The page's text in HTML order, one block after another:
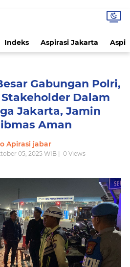
Indeks Aspirasi Jakarta
Gabungan Polri,
Dalam
Jakarta, Jamin
Aman
Apirasi jabar
05, 2025 WIB | 0Views